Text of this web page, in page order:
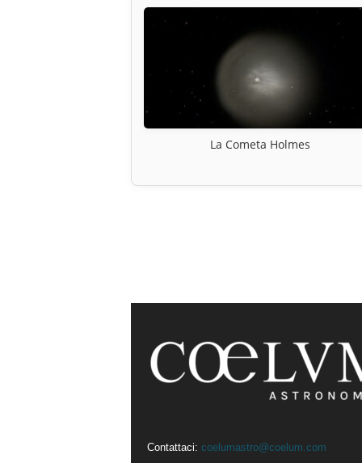
La Cometa Holmes
Contattaci: coelumastro@coelum.com